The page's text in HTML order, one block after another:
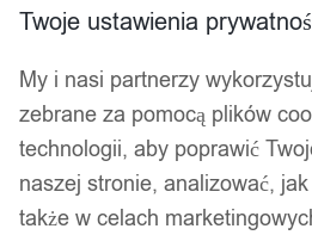
Twoje ustawienia
My i nasi partnerzy
zebrane za pomocą plików
technologii, aby poprawić
naszej stronie, analizować,
także w celach